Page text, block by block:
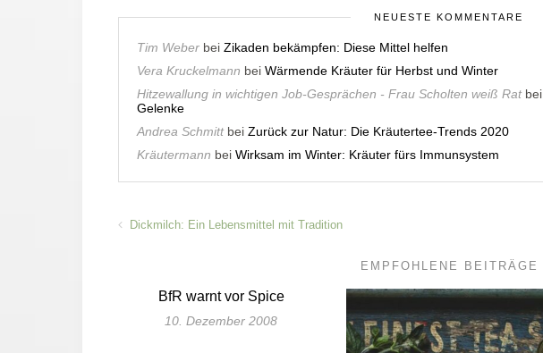
NEUESTE KOMMENTARE
Tim Weber bei Zikaden bekämpfen: Diese Mittel helfen
Vera Kruckelmann bei Wärmende Kräuter für Herbst und Winter
Hitzewallung in wichtigen Job-Gesprächen - Frau Scholten weiß Ratbei
Gelenke
Andrea Schmittbei Zurück zur Natur: Die Kräutertee-Trends 2020
Kräutermann bei Wirksam im Winter: Kräuter fürs Immunsystem
Dickmilch: Ein Lebensmittel mit Tradition
EMPFOHLENE BEITRÄGE
BfR warnt vor Spice
10. Dezember 2008